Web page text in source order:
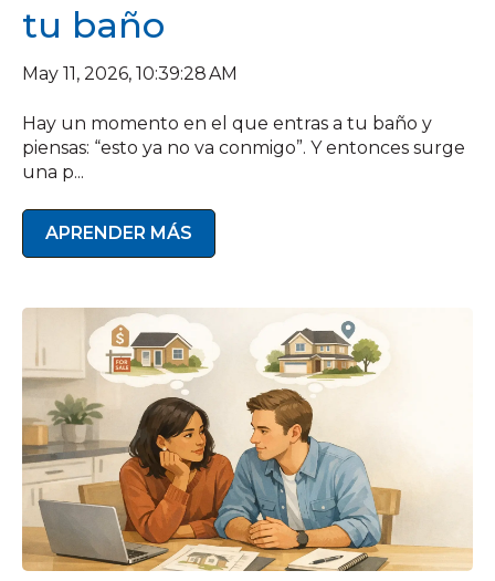
tu baño
May 11, 2026, 10:39:28 AM
Hay un momento en el que entras a tu baño y
piensas: “esto ya no va conmigo”. Y entonces surge
una p...
APRENDER MÁS